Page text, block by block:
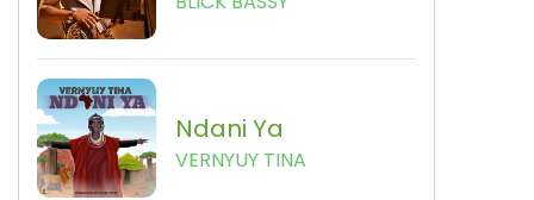
Ndani Ya
VERNYUY TINA